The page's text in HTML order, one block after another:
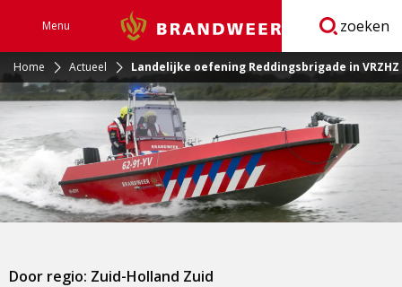
Menu Brandweer zoeken
Home Actueel Landelijke oefening Reddingsbrigade in VRZHZ
Door regio: Zuid-Holland Zuid